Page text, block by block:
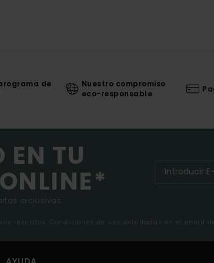
de
Nuestro compromiso
eco-responsable
EN TU
exclusivas.
inscritos. Condiciones de uso detalladas en el email